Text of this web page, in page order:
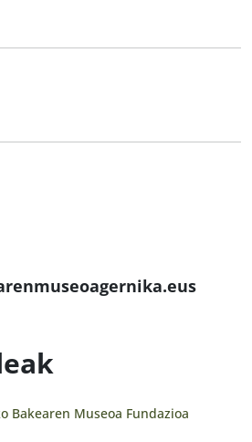
Bakearen Museoa Fundazioa